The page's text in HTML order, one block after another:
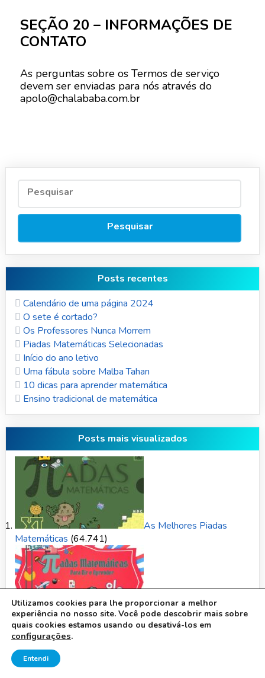
SEÇÃO 20 – INFORMAÇÕES DE
CONTATO
As perguntas sobre os Termos de serviço
devem ser enviadas para nós através do
apolo@chalababa.com.br
Posts recentes
Calendário de uma página 2024
O sete é cortado?
Os Professores Nunca Morrem
Piadas Matemáticas Selecionadas
Início do ano letivo
Uma fábula sobre Malba Tahan
10 dicas para aprender matemática
Ensino tradicional de matemática
Posts mais visualizados
As Melhores Piadas
Matemáticas (64.741)
Piadas Matemáticas para
Rir e Aprender(12.442)
Utilizamos cookies para lhe proporcionar a melhor
experiência no nosso site. Você pode descobrir mais sobre
quais cookies estamos usando ou desativá-los em
configurações.
Entendi